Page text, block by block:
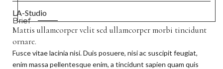
LA-Studio
Brief
Mattis ullamcorper velit sed ullamcorper morbi tincidunt
ornare.
Fusce vitae lacinia nisi. Duis posuere, nisi ac suscipit feugiat,
enim massa pellentesque enim, a tincidunt sapien quam quis